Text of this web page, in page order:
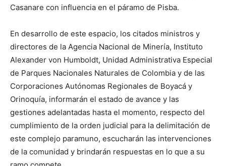
Casanare con influencia en el páramo de Pisba.
En desarrollo de este espacio, los citados ministros y
directores de la Agencia Nacional de Minería, Instituto
Alexander von Humboldt, Unidad Administrativa Especial
de Parques Nacionales Naturales de Colombia y de las
Corporaciones Autónomas Regionales de Boyacá y
Orinoquía, informarán el estado de avance y las
gestiones adelantadas hasta el momento, respecto del
cumplimiento de la orden judicial para la delimitación de
este complejo paramuno, escucharán las intervenciones
de la comunidad y brindarán respuestas en lo que a su